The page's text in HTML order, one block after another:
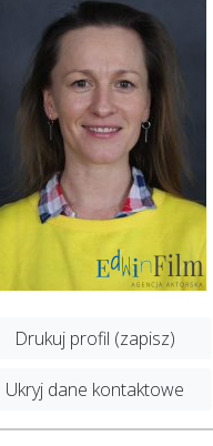
Drukuj profil (zapisz)
Ukryj dane kontaktowe